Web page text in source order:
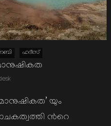
ഹദീസ്
യും
ന്‍റെ